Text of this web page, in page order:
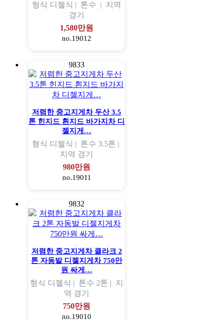
형식 디젤식 | 톤수 | 지역
경기
1,580만원
no.19012
9833
저렴한 중고지게차 두산 3.5
톤 힌지드 흰지드 바가지차 디
젤지게…
형식 디젤식 | 톤수 3.5톤 |
지역 경기
980만원
no.19011
9832
저렴한 중고지게차 클라크 2
톤 자동발 디젤지게차 750만
원 싸게…
형식 디젤식 | 톤수 2톤 | 지
역 경기
750만원
no.19010